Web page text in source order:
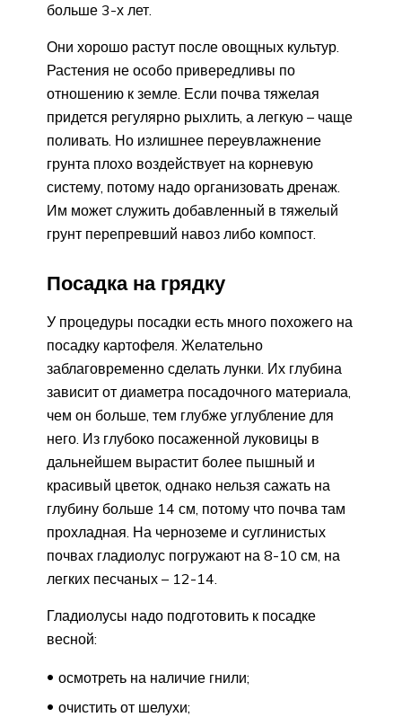
больше 3-х лет.
Они хорошо растут после овощных культур.
Растения не особо привередливы по
отношению к земле. Если почва тяжелая
придется регулярно рыхлить, а легкую – чаще
поливать. Но излишнее переувлажнение
грунта плохо воздействует на корневую
систему, потому надо организовать дренаж.
Им может служить добавленный в тяжелый
грунт перепревший навоз либо компост.
Посадка на грядку
У процедуры посадки есть много похожего на
посадку картофеля. Желательно
заблаговременно сделать лунки. Их глубина
зависит от диаметра посадочного материала,
чем он больше, тем глубже углубление для
него. Из глубоко посаженной луковицы в
дальнейшем вырастит более пышный и
красивый цветок, однако нельзя сажать на
глубину больше 14 см, потому что почва там
прохладная. На черноземе и суглинистых
почвах гладиолус погружают на 8-10 см, на
легких песчаных – 12-14.
Гладиолусы надо подготовить к посадке
весной:
осмотреть на наличие гнили;
очистить от шелухи;